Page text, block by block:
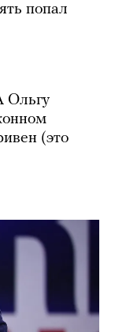
попал
Ольгу
(это